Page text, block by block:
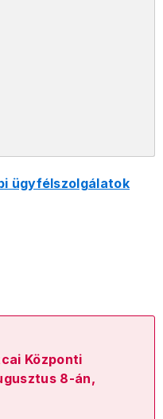
ügyfélszolgálatok
Központi
8-án,